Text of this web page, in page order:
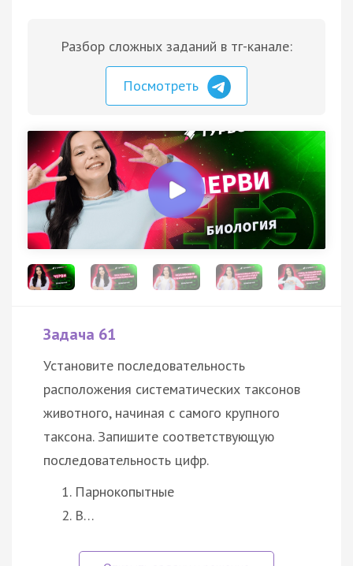
Разбор сложных заданий в тг-канале:
Посмотреть
Задача 61
Установите последовательность
расположения систематических таксонов
животного, начиная с самого крупного
таксона. Запишите соответствующую
последовательность цифр.
Парнокопытные
В…